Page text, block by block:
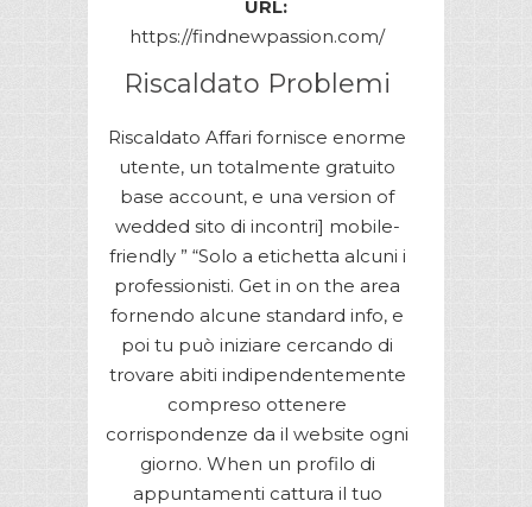
URL:
https://findnewpassion.com/
Riscaldato Problemi
Riscaldato Affari fornisce enorme
utente, un totalmente gratuito
base account, e una version of
wedded sito di incontri] mobile-
friendly ” “Solo a etichetta alcuni i
professionisti. Get in on the area
fornendo alcune standard info, e
poi tu può iniziare cercando di
trovare abiti indipendentemente
compreso ottenere
corrispondenze da il website ogni
giorno. When un profilo di
appuntamenti cattura il tuo